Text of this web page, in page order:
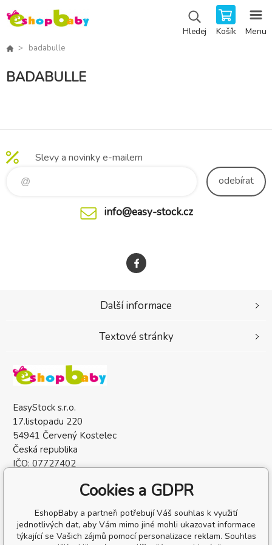
Hledej Košík Menu
badabulle
BADABULLE
Slevy a novinky e-mailem
odebírat
info@easy-stock.cz
EasyStock s.r.o.
17.listopadu 220
54941 Červený Kostelec
Česká republika
IČO: 07727402
Další informace
Textové stránky
Cookies a GDPR
EshopBaby a partneři potřebují Váš souhlas k využití
jednotlivých dat, aby Vám mimo jiné mohli ukazovat informace
týkající se Vašich zájmů pomocí personalizace reklam. Souhlas